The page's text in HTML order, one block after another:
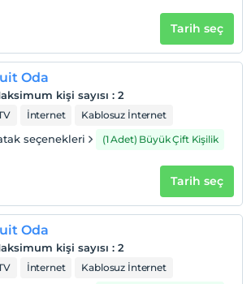
Tarih seç
Oda
kişi sayısı : 2
İnternet Kablosuz İnternet
seçenekleri (1 Adet) Büyük Çift Kişilik
Tarih seç
Oda
kişi sayısı : 2
İnternet Kablosuz İnternet